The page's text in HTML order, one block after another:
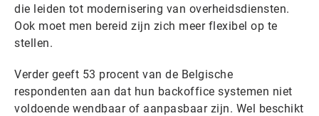
die leiden tot modernisering van overheidsdiensten.
Ook moet men bereid zijn zich meer flexibel op te
stellen.
Verder geeft 53 procent van de Belgische
respondenten aan dat hun backoffice systemen niet
voldoende wendbaar of aanpasbaar zijn. Wel beschikt